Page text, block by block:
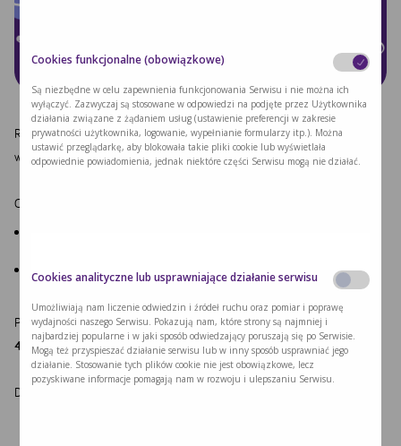
Razem z Poradnią Chorób Metabolicznych ICZMP w Łodzi zapraszamy na
warsztaty edukacyjno-kulinarne dla pacjentów PKU!
Co w programie?
Słodkie inspiracje kulinarne z Jerzym Nogalem
Prosimy o potwierdzenie obecności do dnia27 marca pod numerem
427-867(Anna Komar – przedstawicielka Nutricia).
Do zobaczenia
Cookies funkcjonalne (obowiązkowe)
Są niezbędne w celu zapewnienia funkcjonowania Serwisu i nie można ich
wyłączyć. Zazwyczaj są stosowane w odpowiedzi na podjęte przez Użytkownika
działania związane z żądaniem usług (ustawienie preferencji w zakresie
prywatności użytkownika, logowanie, wypełnianie formularzy itp.). Można
ustawić przeglądarkę, aby blokowała takie pliki cookie lub wyświetlała
odpowiednie powiadomienia, jednak niektóre części Serwisu mogą nie działać.
Cookies analityczne lub usprawniające działanie serwisu
Umożliwiają nam liczenie odwiedzin i źródeł ruchu oraz pomiar i poprawę
wydajności naszego Serwisu. Pokazują nam, które strony są najmniej i
najbardziej popularne i w jaki sposób odwiedzający poruszają się po Serwisie.
Mogą też przyspieszać działanie serwisu lub w inny sposób usprawniać jego
działanie. Stosowanie tych plików cookie nie jest obowiązkowe, lecz
pozyskiwane informacje pomagają nam w rozwoju i ulepszaniu Serwisu.